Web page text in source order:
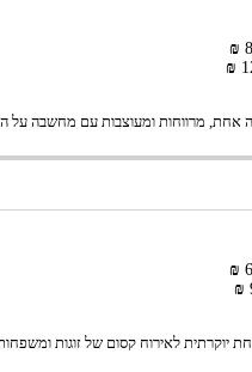
₪
₪
אחת, מרווחות ומעוצבות עם מחשבה על
₪
₪
יוקרתית לאירוח קסום של זוגות